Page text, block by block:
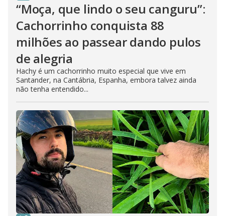
“Moça, que lindo o seu canguru”:
Cachorrinho conquista 88
milhões ao passear dando pulos
de alegria
Hachy é um cachorrinho muito especial que vive em
Santander, na Cantábria, Espanha, embora talvez ainda
não tenha entendido...